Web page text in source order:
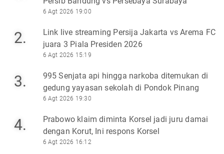
6 Agt 2026 19:00
2.
Link live streaming Persija Jakarta vs Arema FC
juara 3 Piala Presiden 2026
6 Agt 2026 15:19
3.
995 Senjata api hingga narkoba ditemukan di
gedung yayasan sekolah di Pondok Pinang
6 Agt 2026 19:30
4.
Prabowo klaim diminta Korsel jadi juru damai
dengan Korut, Ini respons Korsel
6 Agt 2026 16:12